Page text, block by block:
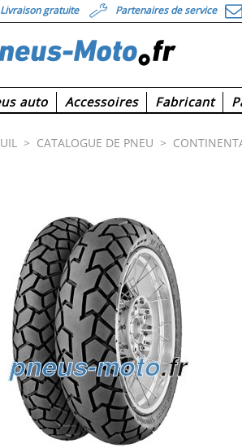
Livraison gratuite Partenaires de service
auto Accessoires Fabricant
> CATALOGUE DE PNEU >